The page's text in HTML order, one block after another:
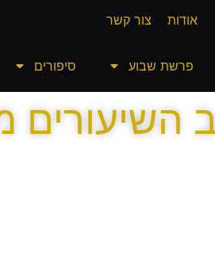
אודות צור קשר
פרשת שבוע סיפורים
השיעורים